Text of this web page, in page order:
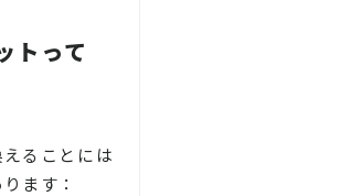
し、病気や害虫のリスクを軽
日光や空気の循環が妨げられ
かかりやすくなります。
池田町、筑北村、生坂村、麻
などのお庭のこと、造園・植
探しなら当社にご相談ください
トって
ることには
ます：